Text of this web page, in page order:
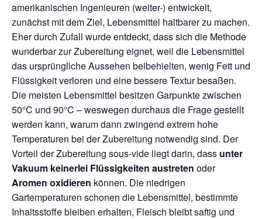
amerikanischen Ingenieuren (weiter-) entwickelt,
zunächst mit dem Ziel, Lebensmittel haltbarer zu machen.
Eher durch Zufall wurde entdeckt, dass sich die Methode
wunderbar zur Zubereitung eignet, weil die Lebensmittel
das ursprüngliche Aussehen beibehielten, wenig Fett und
Flüssigkeit verloren und eine bessere Textur besaßen.
Die meisten Lebensmittel besitzen Garpunkte zwischen
50°C und 90°C – weswegen durchaus die Frage gestellt
werden kann, warum dann zwingend extrem hohe
Temperaturen bei der Zubereitung notwendig sind. Der
Vorteil der Zubereitung sous-vide liegt darin, dass unter
Vakuum keinerlei Flüssigkeiten austreten oder
Aromen oxidieren können. Die niedrigen
Gartemperaturen schonen die Lebensmittel, bestimmte
Inhaltsstoffe bleiben erhalten, Fleisch bleibt saftig und